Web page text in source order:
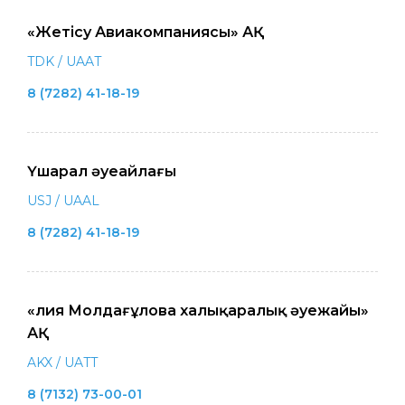
«Жетісу Авиакомпаниясы» АҚ
TDK / UAAT
8 (7282) 41-18-19
Үшарал әуеайлағы
USJ / UAAL
8 (7282) 41-18-19
«Әлия Молдағұлова халықаралық әуежайы»
АҚ
AKX / UATT
8 (7132) 73-00-01